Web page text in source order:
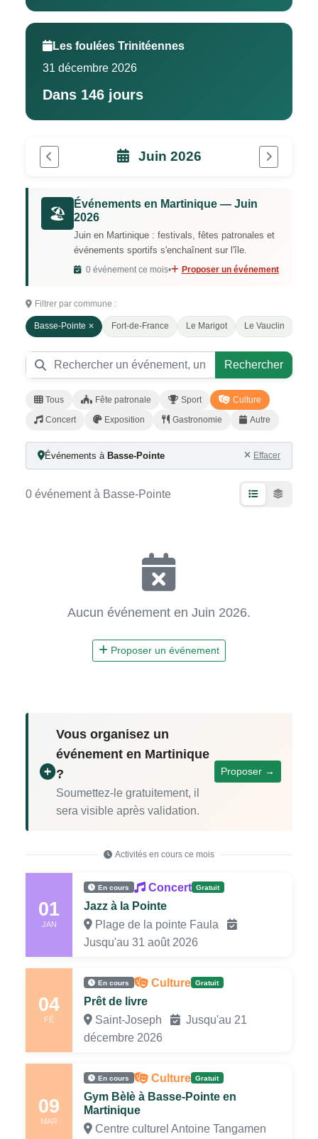
Les foulées Trinitéennes
31 décembre 2026
Dans 146 jours
Juin 2026
🏖️
Événements en Martinique — Juin
2026
Juin en Martinique : festivals, fêtes patronales et
événements sportifs s'enchaînent sur l'île.
0 événement ce mois• Proposer un événement
Filtrer par commune :
Basse-Pointe Fort-de-France Le Marigot Le Vauclin
Rechercher
Tous Fête patronale Sport Culture
Concert Exposition Gastronomie Autre
Événements à Basse-Pointe Effacer
0 événement à Basse-Pointe
Aucun événement en Juin 2026.
Proposer un événement
Vous organisez un
événement en Martinique
?
Soumettez-le gratuitement, il
sera visible après validation.
Proposer →
Activités en cours ce mois
01
JAN
En cours Concert Gratuit
Jazz à la Pointe
Plage de la pointe Faula
Jusqu'au 31 août 2026
04
FÉ
En cours Culture Gratuit
Prêt de livre
Saint-Joseph
Jusqu'au 21
décembre 2026
09
MAR
En cours Culture Gratuit
Gym Bèlè à Basse-Pointe en
Martinique
Centre culturel Antoine Tangamen